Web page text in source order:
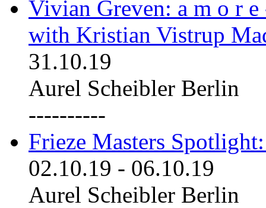
Vivian Greven: a m o r
with Kristian Vistrup
31.10.19
Aurel Scheibler Berlin
----------
Frieze Masters
02.10.19 - 06.10.19
Aurel Scheibler Berlin